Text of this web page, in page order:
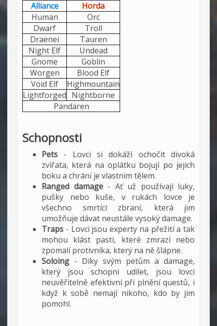
Alliance
Horda
Human
Orc
Dwarf
Troll
Draenei
Tauren
Night Elf
Undead
Gnome
Goblin
Worgen
Blood Elf
Void Elf
Highmountain
Lightforged Nightborne
Pandaren
Schopnosti
Pets - Lovci si dokáží ochočit divoká
zvířata, která na oplátku bojují po jejich
boku a chrání je vlastním tělem.
Ranged damage - Ať už používají luky,
pušky nebo kuše, v rukách lovce je
všechno smrtící zbraní, která jim
umožňuje dávat neustále vysoký damage.
Traps - Lovci jsou experty na přežití a tak
mohou klást pasti, které zmrazí nebo
zpomalí protivníka, který na ně šlápne.
Soloing - Díky svým petům a damage,
který jsou schopni udílet, jsou lovci
neuvěřitelně efektivní při plnění questů, i
když k sobě nemají nikoho, kdo by jim
pomohl.